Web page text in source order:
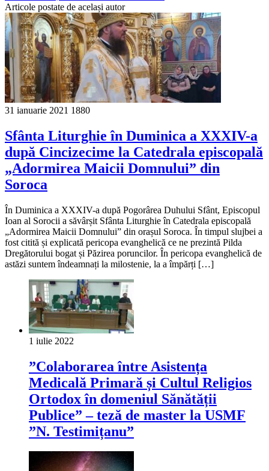
Articole postate de același autor
31 ianuarie 2021 1880
Sfânta Liturghie în Duminica a XXXIV-a
după Cincizecime la Catedrala episcopală
„Adormirea Maicii Domnului” din
Soroca
În Duminica a XXXIV-a după Pogorârea Duhului Sfânt, Episcopul
Ioan al Sorocii a săvârșit Sfânta Liturghie în Catedrala episcopală
„Adormirea Maicii Domnului” din orașul Soroca. În timpul slujbei a
fost citită și explicată pericopa evanghelică ce ne prezintă Pilda
Dregătorului bogat și Păzirea poruncilor. În pericopa evanghelică de
astăzi suntem îndeamnați la milostenie, la a împărți […]
1 iulie 2022
”Colaborarea între Asistența
Medicală Primară și Cultul Religios
Ortodox în domeniul Sănătății
Publice” – teză de master la USMF
”N. Testimițanu”